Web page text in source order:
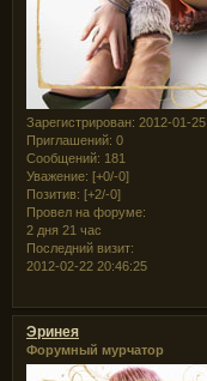
Зарегистрирован: 2012-01-25
Приглашений: 0
Сообщений: 181
Уважение: [+0/-0]
Позитив: [+2/-0]
Провел на форуме:
2 дня 21 час
Последний визит:
2012-02-22 20:46:25
Эринея
Форумный мурчатор